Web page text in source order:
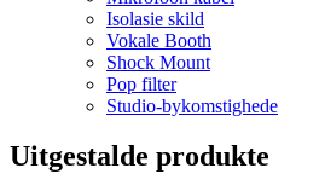
Isolasie skild
Vokale Booth
Shock Mount
Pop filter
Studio-bykomstighede
Uitgestalde produkte